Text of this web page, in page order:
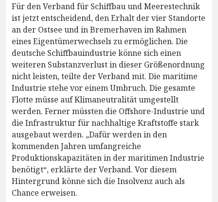
Für den Verband für Schiffbau und Meerestechnik
ist jetzt entscheidend, den Erhalt der vier Standorte
an der Ostsee und in Bremerhaven im Rahmen
eines Eigentümerwechsels zu ermöglichen. Die
deutsche Schiffbauindustrie könne sich einen
weiteren Substanzverlust in dieser Größenordnung
nicht leisten, teilte der Verband mit. Die maritime
Industrie stehe vor einem Umbruch. Die gesamte
Flotte müsse auf Klimaneutralität umgestellt
werden. Ferner müssten die Offshore-Industrie und
die Infrastruktur für nachhaltige Kraftstoffe stark
ausgebaut werden. „Dafür werden in den
kommenden Jahren umfangreiche
Produktionskapazitäten in der maritimen Industrie
benötigt“, erklärte der Verband. Vor diesem
Hintergrund könne sich die Insolvenz auch als
Chance erweisen.